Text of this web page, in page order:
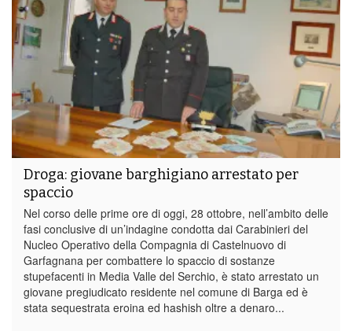
Droga: giovane barghigiano arrestato per
spaccio
Nel corso delle prime ore di oggi, 28 ottobre, nell’ambito delle
fasi conclusive di un’indagine condotta dai Carabinieri del
Nucleo Operativo della Compagnia di Castelnuovo di
Garfagnana per combattere lo spaccio di sostanze
stupefacenti in Media Valle del Serchio, è stato arrestato un
giovane pregiudicato residente nel comune di Barga ed è
stata sequestrata eroina ed hashish oltre a denaro...